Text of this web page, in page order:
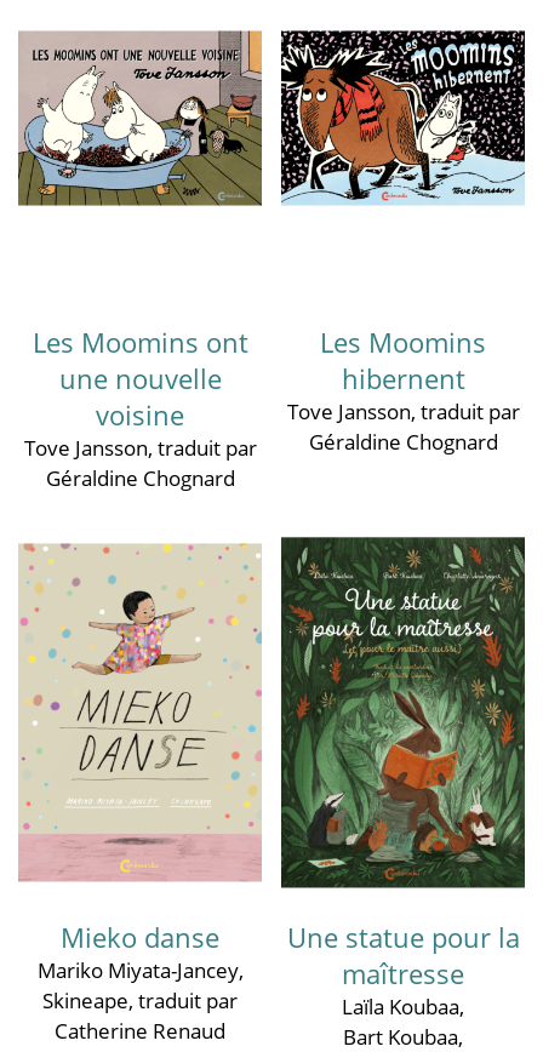
Les Moomins ont
une nouvelle
voisine
Tove Jansson, traduit par
Géraldine Chognard
Les Moomins
hibernent
Tove Jansson, traduit par
Géraldine Chognard
Mieko danse
Mariko Miyata-Jancey,
Skineape, traduit par
Catherine Renaud
Une statue pour la
maîtresse
Laïla Koubaa,
Bart Koubaa,